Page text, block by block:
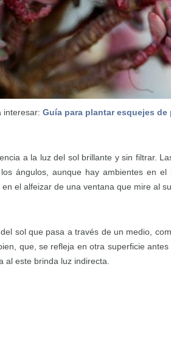
interesar: Guía para plantar esquejes
a la luz del sol brillante y sin filtrar.
ángulos, aunque hay ambientes en
el alfeizar de una ventana que mire al
sol que pasa a través de un medio,
que, se refleja en otra superficie
al este brinda luz indirecta.